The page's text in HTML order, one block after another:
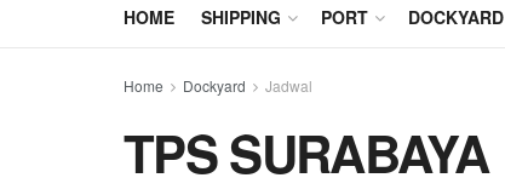
HOME SHIPPING PORT DOCKYARD
Home Dockyard Jadwal
TPS SURABAYA